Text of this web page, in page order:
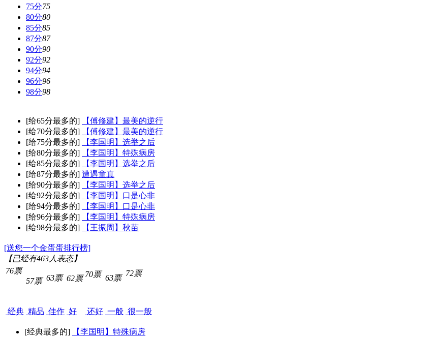
75分75
80分80
85分85
87分87
90分90
92分92
94分94
96分96
98分98
[给65分最多的]
【傅修建】最美的逆行
[给70分最多的]
【傅修建】最美的逆行
[给75分最多的]
【李国明】选举之后
[给80分最多的]
【李国明】特殊病房
[给85分最多的]
【李国明】选举之后
[给87分最多的] 遭遇童真
[给90分最多的]
【李国明】选举之后
[给92分最多的]
【李国明】口是心非
[给94分最多的]
【李国明】口是心非
[给96分最多的]
【李国明】特殊病房
[给98分最多的]
【王振周】秋苗
[送您一个金蛋蛋排行榜]
【已经有463人表态】
76票
经典
57票
精品
63票
佳作
62票
好
70票
还好
63票
一般
72票
很一般
[经典最多的]
【李国明】特殊病房